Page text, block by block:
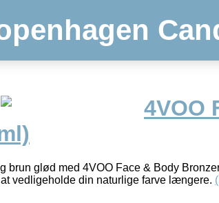
4VOO
brun glød med 4VOO Face & Body
vedligeholde din naturlige farve længere.